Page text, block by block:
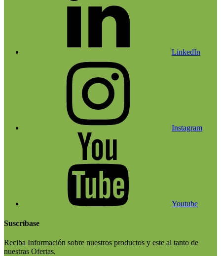
LinkedIn
Instagram
Youtube
Suscríbase
Reciba Información sobre nuestros productos y este al tanto de
nuestras Ofertas.